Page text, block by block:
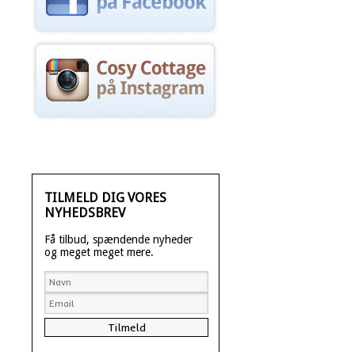
TILMELD DIG VORES
NYHEDSBREV
Få tilbud, spændende nyheder
og meget meget mere.